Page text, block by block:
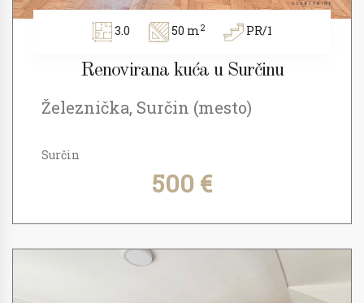
3.0 50 m2 PR/1
Renovirana kuća u Surčinu
Železnička, Surčin (mesto)
Surčin
500 €